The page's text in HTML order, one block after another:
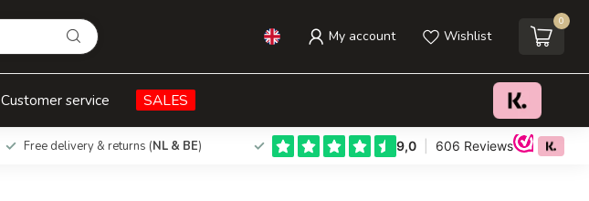
My account Wishlist
0
Customer service SALES
Free delivery & returns (NL & BE)
Add to cart